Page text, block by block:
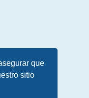
que
sitio